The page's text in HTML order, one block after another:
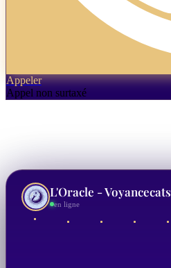
Appeler
Appel non surtaxé
L'Oracle - Voyancecats
en ligne